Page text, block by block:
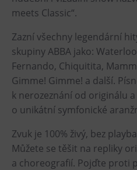
Heligonka
HopJump
Lezecká stěna
Národní zemědělské
Fajna Dilna
FUTUREUM
Prohlídky
Dolní Vítkovice
meets Classic“.
Zazní všechny legendární
skupiny ABBA jako:
Fernando, Chiquitita,
Gimme! Gimme! a další.
k nerozeznání od originálu
o unikátní symfonické
Zvuk je 100% živý, bez
Můžete se těšit na repliky
a choreografií. Pojďte proti